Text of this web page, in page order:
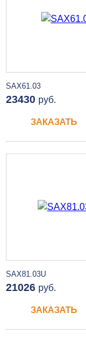
SAX61.03
23430 руб.
ЗАКАЗАТЬ
SAX81.03U
21026 руб.
ЗАКАЗАТЬ